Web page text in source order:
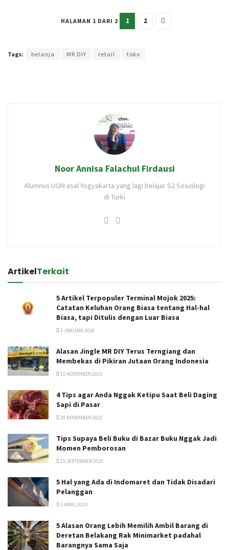
HALAMAN 1 DARI 2 1 2
Tags: belanja MR DIY retail toko
Noor Annisa Falachul Firdausi
Alumnus UGM asal Yogyakarta yang lagi belajar S2 Sosiologi
di Turki
ArtikelTerkait
5 Artikel Terpopuler Terminal Mojok 2025:
Catatan Keluhan Orang Biasa tentang Hal-hal
Biasa, tapi Ditulis dengan Luar Biasa
1 JANUARI 2026
Alasan Jingle MR DIY Terus Terngiang dan
Membekas di Pikiran Jutaan Orang Indonesia
15 NOVEMBER 2025
4 Tips agar Anda Nggak Ketipu Saat Beli Daging
Sapi di Pasar
29 NOVEMBER 2022
Tips Supaya Beli Buku di Bazar Buku Nggak Jadi
Momen Pemborosan
25 SEPTEMBER 2020
5 Hal yang Ada di Indomaret dan Tidak Disadari
Pelanggan
5 APRIL 2024
5 Alasan Orang Lebih Memilih Ambil Barang di
Deretan Belakang Rak Minimarket padahal
Barangnya Sama Saja